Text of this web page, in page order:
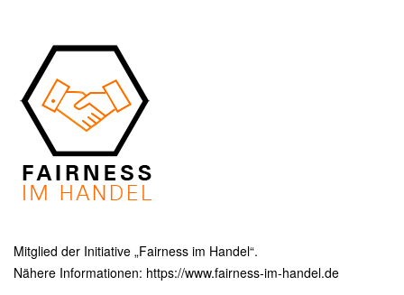
Mitglied der Initiative „Fairness im Handel“.
Nähere Informationen: https://www.fairness-im-handel.de